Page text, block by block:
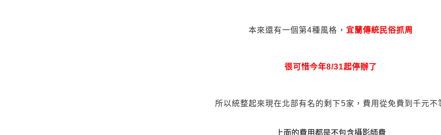
本來還有一個第4種風格， 宜蘭傳統民俗抓周
很可惜今年8/31起停辦了
所以統整起來現在北部有名的剩下5家，費用從免費到千元不
上面的費用都是不包含攝影師費